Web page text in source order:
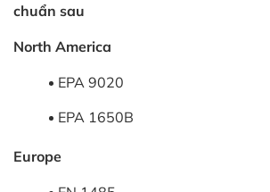
chuẩn sau
North America
EPA 9020
EPA 1650B
Europe